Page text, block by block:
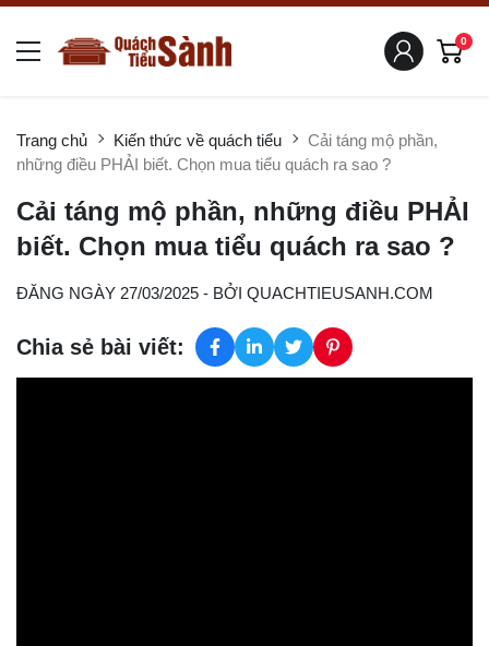
0
Trang chủ Kiến thức về quách tiểu
Cải táng mộ phần,
những điều PHẢI biết. Chọn mua tiểu quách ra sao ?
Cải táng mộ phần, những điều PHẢI
biết. Chọn mua tiểu quách ra sao ?
ĐĂNG NGÀY 27/03/2025 - BỞI QUACHTIEUSANH.COM
Chia sẻ bài viết: